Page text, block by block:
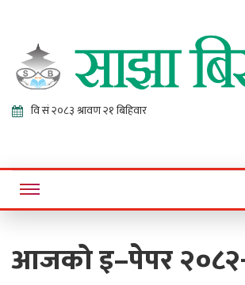
Sajha
Online News Portal
आजको इ–पेपर